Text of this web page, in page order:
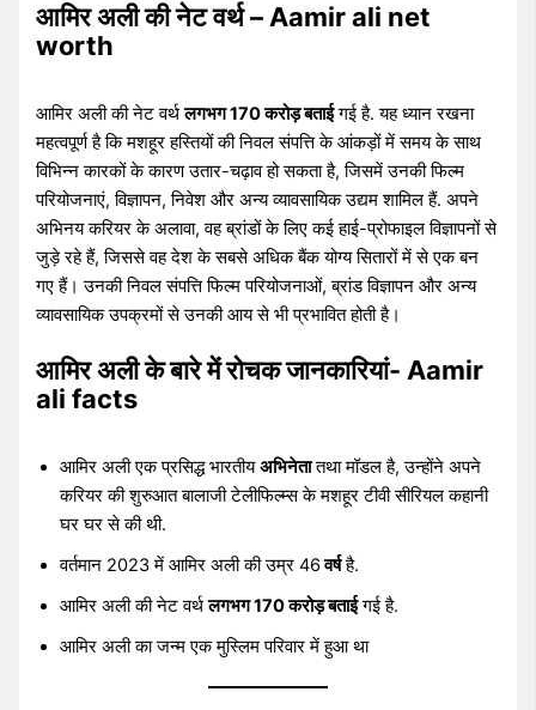
आमिर अली की नेट वर्थ – Aamir ali net
worth
आमिर अली की नेट वर्थलगभग 170 करोड़ बताईगई है. यह ध्यान रखना
महत्वपूर्ण है कि मशहूर हस्तियों की निवल संपत्ति के आंकड़ों में समय के साथ
विभिन्न कारकों के कारण उतार-चढ़ाव हो सकता है, जिसमें उनकी फिल्म
परियोजनाएं, विज्ञापन, निवेश और अन्य व्यावसायिक उद्यम शामिल हैं. अपने
अभिनय करियर के अलावा, वह ब्रांडों के लिए कई हाई-प्रोफाइल विज्ञापनों से
जुड़े रहे हैं, जिससे वह देश के सबसे अधिक बैंक योग्य सितारों में से एक बन
गए हैं। उनकी निवल संपत्ति फिल्म परियोजनाओं, ब्रांड विज्ञापन और अन्य
व्यावसायिक उपक्रमों से उनकी आय से भी प्रभावित होती है।
आमिर अली के बारे में रोचक जानकारियां- Aamir
ali facts
आमिर अली एक प्रसिद्ध भारतीयअभिनेतातथा मॉडल है, उन्होंने अपने
करियर की शुरुआत बालाजी टेलीफिल्म्स के मशहूर टीवी सीरियल कहानी
घर घर से की थी.
वर्तमान 2023 में आमिर अली की उम्र 46वर्षहै.
आमिर अली की नेट वर्थलगभग 170 करोड़ बताईगई है.
आमिर अली का जन्म एक मुस्लिम परिवार में हुआ था